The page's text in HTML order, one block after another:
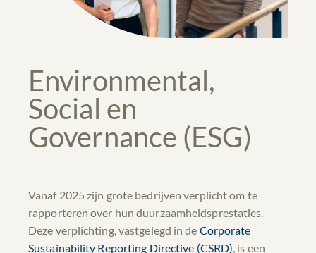
Environmental,
Social en
Governance (ESG)
Vanaf 2025 zijn grote bedrijven verplicht om te
rapporteren over hun duurzaamheidsprestaties.
Deze verplichting, vastgelegd in de Corporate
Sustainability Reporting Directive (CSRD) , is een